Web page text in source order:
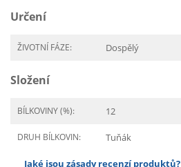
Určení
ŽIVOTNÍ FÁZE: Dospělý
Složení
BÍLKOVINY (%): 12
DRUH BÍLKOVIN: Tuňák
Jaké jsou zásady recenzí produktů?